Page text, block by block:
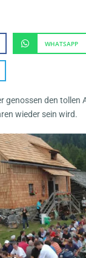
WHATSAPP
genossen den tollen
wieder sein wird.